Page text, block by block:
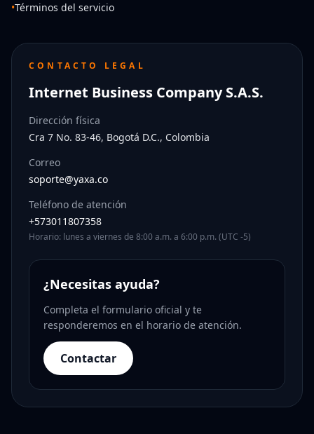
•Términos del servicio
CONTACTO LEGAL
Internet Business Company S.A.S.
Dirección física
Cra 7 No. 83-46, Bogotá D.C., Colombia
Correo
soporte@yaxa.co
Teléfono de atención
+573011807358
Horario: lunes a viernes de 8:00 a.m. a 6:00 p.m. (UTC -5)
¿Necesitas ayuda?
Completa el formulario oficial y te
responderemos en el horario de atención.
Contactar